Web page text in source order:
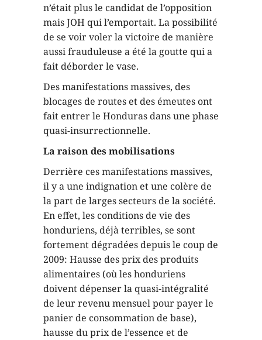
n’était plus le candidat de l’opposition
mais JOH qui l’emportait. La possibilité
de se voir voler la victoire de manière
aussi frauduleuse a été la goutte qui a
fait déborder le vase.
Des manifestations massives, des
blocages de routes et des émeutes ont
fait entrer le Honduras dans une phase
quasi-insurrectionnelle.
La raison des mobilisations
Derrière ces manifestations massives,
il y a une indignation et une colère de
la part de larges secteurs de la société.
En effet, les conditions de vie des
honduriens, déjà terribles, se sont
fortement dégradées depuis le coup de
2009: Hausse des prix des produits
alimentaires (où les honduriens
doivent dépenser la quasi-intégralité
de leur revenu mensuel pour payer le
panier de consommation de base),
hausse du prix de l’essence et de